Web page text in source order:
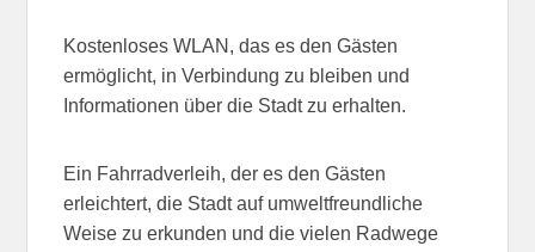
Kostenloses WLAN, das es den Gästen
ermöglicht, in Verbindung zu bleiben und
Informationen über die Stadt zu erhalten.
Ein Fahrradverleih, der es den Gästen
erleichtert, die Stadt auf umweltfreundliche
Weise zu erkunden und die vielen Radwege